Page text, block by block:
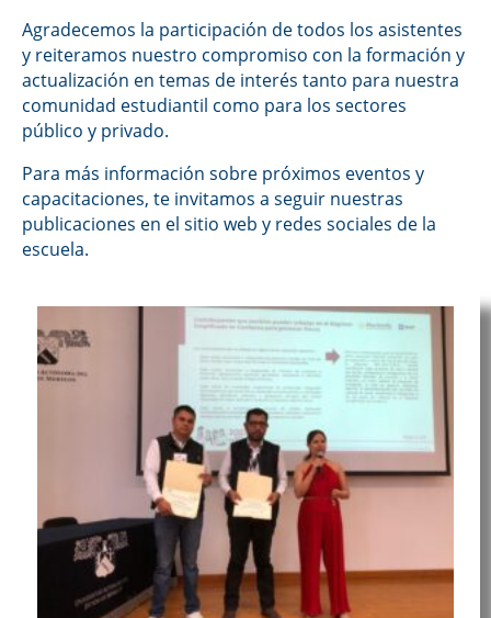
Agradecemos la participación de todos los asistentes
y reiteramos nuestro compromiso con la formación y
actualización en temas de interés tanto para nuestra
comunidad estudiantil como para los sectores
público y privado.
Para más información sobre próximos eventos y
capacitaciones, te invitamos a seguir nuestras
publicaciones en el sitio web y redes sociales de la
escuela.